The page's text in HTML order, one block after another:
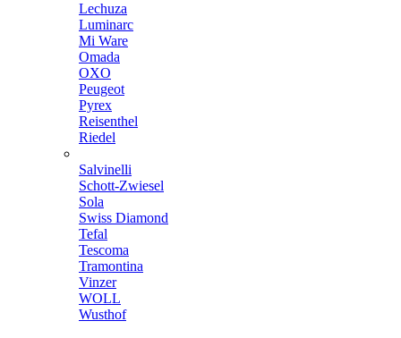
Lechuza
Luminarc
Mi Ware
Omada
OXO
Peugeot
Pyrex
Reisenthel
Riedel
Salvinelli
Schott-Zwiesel
Sola
Swiss Diamond
Tefal
Tescoma
Tramontina
Vinzer
WOLL
Wusthof